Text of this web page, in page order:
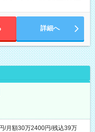
詳細へ
月額30万2400円/残込39万